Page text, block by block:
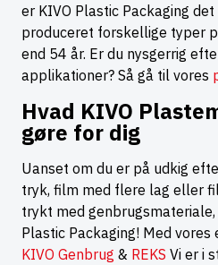
er KIVO Plastic Packaging
produceret forskellige typer
end 54 år. Er du nysgerrig
applikationer? Så gå til vores
Hvad KIVO
gøre for dig
Uanset om du er på udkig
tryk, film med flere lag eller
trykt med
Plastic Packaging! Med
KIVO Genbrug & REKS Vi er i